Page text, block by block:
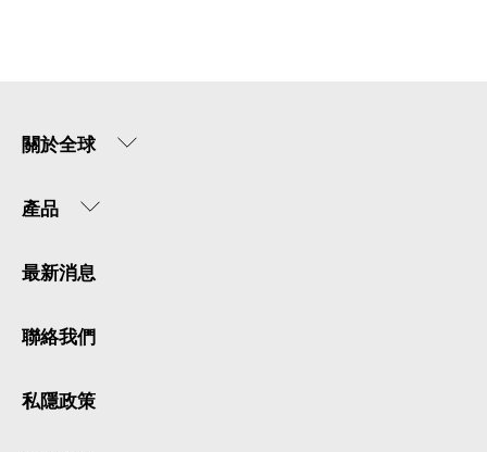
關於全球
產品
最新消息
聯絡我們
私隱政策